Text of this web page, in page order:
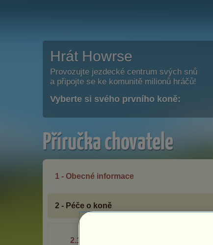
Hrát Howrse
Provozujte jezdecké centrum svých snů
a připojte se ke komunitě milionů hráčů!
Vyberte si svého prvního koně:
Příručka chovatele
1 - Obecné informace
2 - Péče o koně
2.1 - Ustájit